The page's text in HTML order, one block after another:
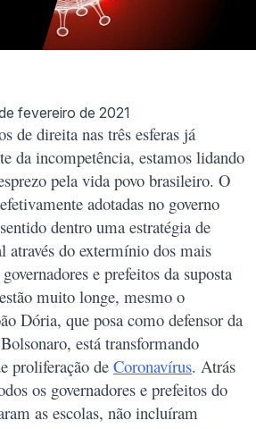
fevereiro de 2021
de direita nas três esferas já
da incompetência, estamos lidando
pela vida povo brasileiro. O
adotadas no governo
dentro uma estratégia de
através do extermínio dos mais
e prefeitos da suposta
muito longe, mesmo o
Dória, que posa como defensor da
está transformando
proliferação deCoronavírus. Atrás
os governadores e prefeitos do
as escolas, não incluíram